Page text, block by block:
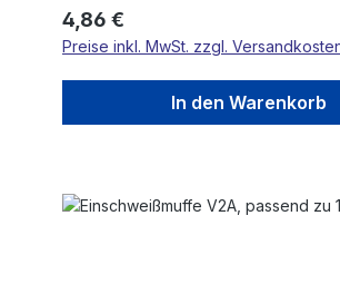
Regulärer Preis:
4,86 €
Preise inkl. MwSt. zzgl.
In den Warenkorb